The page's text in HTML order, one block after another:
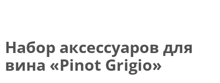
Набор аксессуаров для
вина «Pinot Grigio»